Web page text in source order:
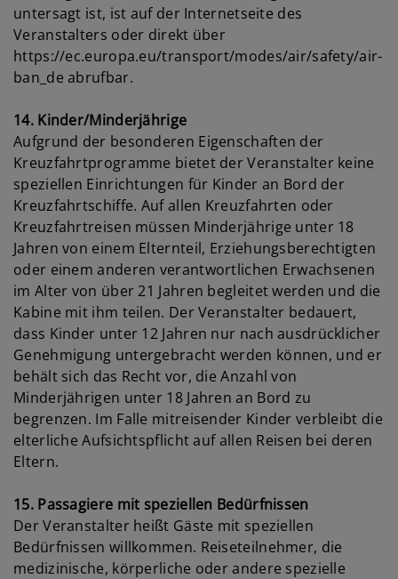
untersagt ist, ist auf der Internetseite des
Veranstalters oder direkt über
https://ec.europa.eu/transport/modes/air/safety/air-
ban_de abrufbar.
14. Kinder/Minderjährige
Aufgrund der besonderen Eigenschaften der
Kreuzfahrtprogramme bietet der Veranstalter keine
speziellen Einrichtungen für Kinder an Bord der
Kreuzfahrtschiffe. Auf allen Kreuzfahrten oder
Kreuzfahrtreisen müssen Minderjährige unter 18
Jahren von einem Elternteil, Erziehungsberechtigten
oder einem anderen verantwortlichen Erwachsenen
im Alter von über 21 Jahren begleitet werden und die
Kabine mit ihm teilen. Der Veranstalter bedauert,
dass Kinder unter 12 Jahren nur nach ausdrücklicher
Genehmigung untergebracht werden können, und er
behält sich das Recht vor, die Anzahl von
Minderjährigen unter 18 Jahren an Bord zu
begrenzen. Im Falle mitreisender Kinder verbleibt die
elterliche Aufsichtspflicht auf allen Reisen bei deren
Eltern.
15. Passagiere mit speziellen Bedürfnissen
Der Veranstalter heißt Gäste mit speziellen
Bedürfnissen willkommen. Reiseteilnehmer, die
medizinische, körperliche oder andere spezielle